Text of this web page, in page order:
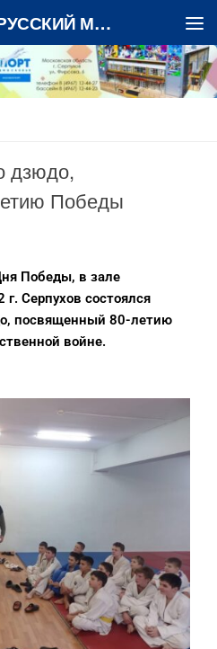
Спортивная школа «РУССКИЙ МЕДВЕДЬ»
дзюдо,
Победы
Победы, в зале
Серпухов состоялся
посвященный 80-летию
войне.